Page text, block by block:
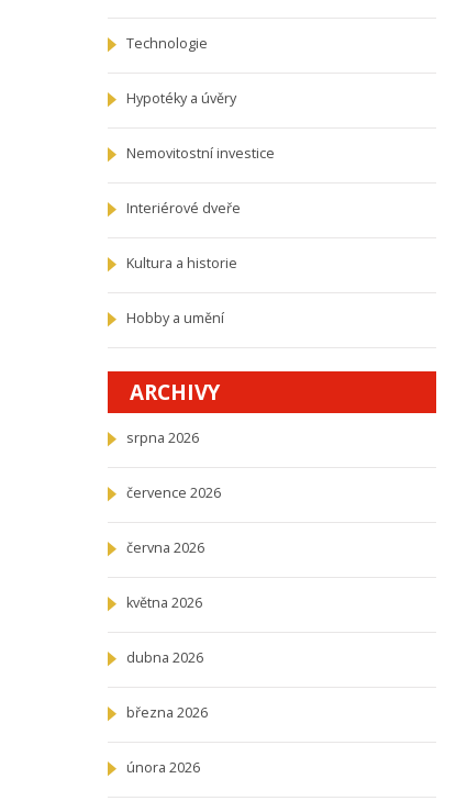
Technologie
Hypotéky a úvěry
Nemovitostní investice
Interiérové dveře
Kultura a historie
Hobby a umění
ARCHIVY
srpna 2026
července 2026
června 2026
května 2026
dubna 2026
března 2026
února 2026